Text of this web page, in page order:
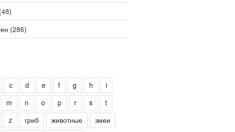
(286)
c d e f g h
i
m n o p r s
t
z гриб животные
змеи